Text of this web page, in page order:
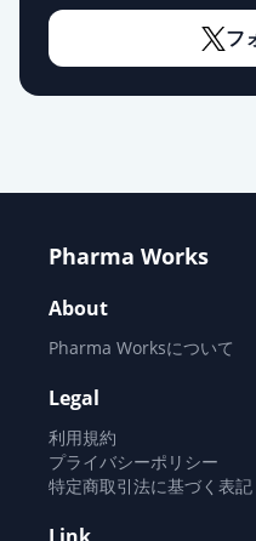
ワイ」
薬価
フェブキソスタットOD
新」
薬価 6.30 円
フェブキソスタット錠
10mg「TCK」
薬価
フェブキソスタット錠
フ
Pharma Works
About
Pharma Worksについて
Legal
利用規約
プライバシーポリシー
特定商取引法に基づく表記